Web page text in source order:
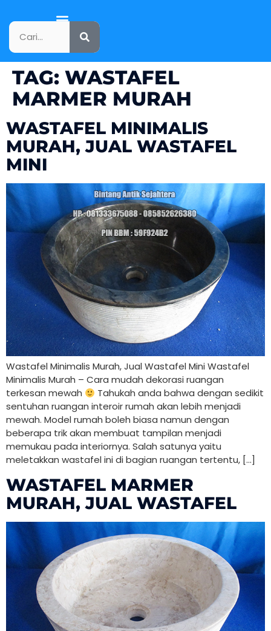
TAG: WASTAFEL
MARMER MURAH
WASTAFEL MINIMALIS
MURAH, JUAL WASTAFEL
MINI
Wastafel Minimalis Murah, Jual Wastafel Mini Wastafel
Minimalis Murah – Cara mudah dekorasi ruangan
terkesan mewah
Tahukah anda bahwa dengan sedikit
sentuhan ruangan interoir rumah akan lebih menjadi
mewah. Model rumah boleh biasa namun dengan
beberapa trik akan membuat tampilan menjadi
memukau pada interiornya. Salah satunya yaitu
meletakkan wastafel ini di bagian ruangan tertentu, […]
WASTAFEL MARMER
MURAH, JUAL WASTAFEL